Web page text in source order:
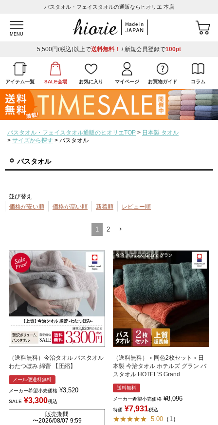
バスタオル・フェイスタオルの通販ならヒオリエ 本店
MENU
5,500円(税込)以上で送料無料！ / 新規会員登録で100pt
アイテム一覧 SALE会場 お気に入り マイページ お買物ガイド コラム
バスタオル・フェイスタオル通販のヒオリエTOP
日本製 タオル
サイズから探す
バスタオル
バスタオル
並び替え
価格が安い順
価格が高い順 新着順 レビュー順
1 2
（送料無料）今治タオル バスタオル
わたつぼみ 綿蕾 【圧縮】
メール便送料無料
メーカー希望小売価格 ¥3,520
SALE ¥3,300税込
販売期間
〜2026/08/07 9:59
（送料無料）＜同色2枚セット＞日
本製 今治タオル ホテルズ グラン バ
スタオル HOTEL'S Grand
送料無料
メーカー希望小売価格 ¥8,096
特価 ¥7,931税込
5.00 （ 1 ）